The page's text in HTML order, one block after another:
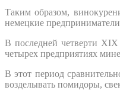
Таким образом,
немецкие
В последней четверти
четырех предприятиях
В этот период
возделывать помидоры,